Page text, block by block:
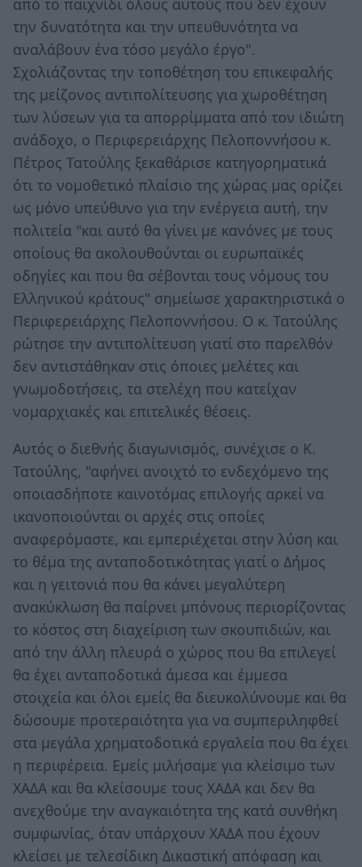
από το παιχνίδι όλους αυτούς που δεν έχουν
την δυνατότητα και την υπευθυνότητα να
αναλάβουν ένα τόσο μεγάλο έργο".
Σχολιάζοντας την τοποθέτηση του επικεφαλής
της μείζονος αντιπολίτευσης για χωροθέτηση
των λύσεων για τα απορρίμματα από τον ιδιώτη
ανάδοχο, ο Περιφερειάρχης Πελοποννήσου κ.
Πέτρος Τατούλης ξεκαθάρισε κατηγορηματικά
ότι το νομοθετικό πλαίσιο της χώρας μας ορίζει
ως μόνο υπεύθυνο για την ενέργεια αυτή, την
πολιτεία "και αυτό θα γίνει με κανόνες με τους
οποίους θα ακολουθούνται οι ευρωπαϊκές
οδηγίες και που θα σέβονται τους νόμους του
Ελληνικού κράτους" σημείωσε χαρακτηριστικά ο
Περιφερειάρχης Πελοποννήσου. Ο κ. Τατούλης
ρώτησε την αντιπολίτευση γιατί στο παρελθόν
δεν αντιστάθηκαν στις όποιες μελέτες και
γνωμοδοτήσεις, τα στελέχη που κατείχαν
νομαρχιακές και επιτελικές θέσεις.
Αυτός ο διεθνής διαγωνισμός, συνέχισε ο Κ.
Τατούλης, "αφήνει ανοιχτό το ενδεχόμενο της
οποιασδήποτε καινοτόμας επιλογής αρκεί να
ικανοποιούνται οι αρχές στις οποίες
αναφερόμαστε, και εμπεριέχεται στην λύση και
το θέμα της ανταποδοτικότητας γιατί ο Δήμος
και η γειτονιά που θα κάνει μεγαλύτερη
ανακύκλωση θα παίρνει μπόνους περιορίζοντας
το κόστος στη διαχείριση των σκουπιδιών, και
από την άλλη πλευρά ο χώρος που θα επιλεγεί
θα έχει ανταποδοτικά άμεσα και έμμεσα
στοιχεία και όλοι εμείς θα διευκολύνουμε και θα
δώσουμε προτεραιότητα για να συμπεριληφθεί
στα μεγάλα χρηματοδοτικά εργαλεία που θα έχει
η περιφέρεια. Εμείς μιλήσαμε για κλείσιμο των
ΧΑΔΑ και θα κλείσουμε τους ΧΑΔΑ και δεν θα
ανεχθούμε την αναγκαιότητα της κατά συνθήκη
συμφωνίας, όταν υπάρχουν ΧΑΔΑ που έχουν
κλείσει με τελεσίδικη Δικαστική απόφαση και